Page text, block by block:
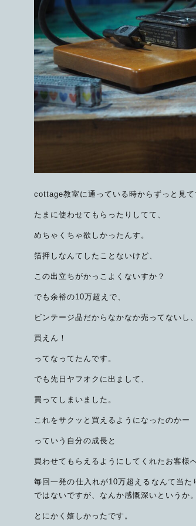
cottage教室に通っている時からずっと見
たまに使わせてもらったりしてて、
めちゃくちゃ欲しかったんす。
箔押しなんてしたことないけど、
この出立ちがかっこよくないすか？
でも余裕の10万超えで、
ビンテージ品だからなかなか売ってないし
買えん！
ってなってたんです。
でも先日ヤフオクに出まして、
買ってしまいました。
これをサクッと買えるようになったのかー
っていう自分の成長と
買わせてもらえるようにしてくれたお客様
毎回一発の仕入れが10万超えるなんて当
ではないですが、なんか感慨深いというか
とにかく嬉しかったです。